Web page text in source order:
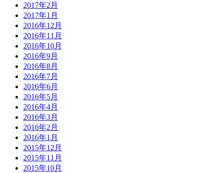
2017年2月
2017年1月
2016年12月
2016年11月
2016年10月
2016年9月
2016年8月
2016年7月
2016年6月
2016年5月
2016年4月
2016年3月
2016年2月
2016年1月
2015年12月
2015年11月
2015年10月